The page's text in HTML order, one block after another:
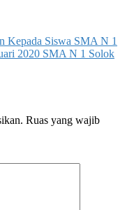
Kepada Siswa SMA N 1
2020 SMA N 1 Solok
Ruas yang wajib